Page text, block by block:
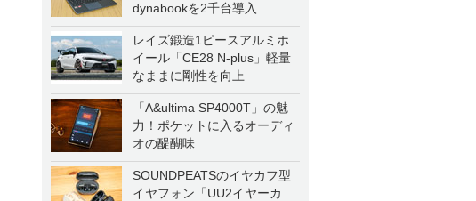
dynabookを2千台導入
レイズ鍛造1ピースアルミホ
イール「CE28 N-plus」軽量
なままに剛性を向上
「A&ultima SP4000T」の魅
力！ポケットに入るオーディ
オの醍醐味
SOUNDPEATSのイヤカフ型
イヤフォン「UU2イヤーカ